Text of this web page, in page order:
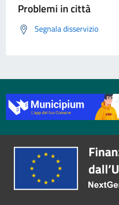
Problemi in città
Segnala disservizio